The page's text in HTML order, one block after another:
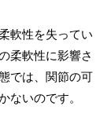
軟性を失ってい
柔軟性に影響さ
では、関節の可
ないのです。